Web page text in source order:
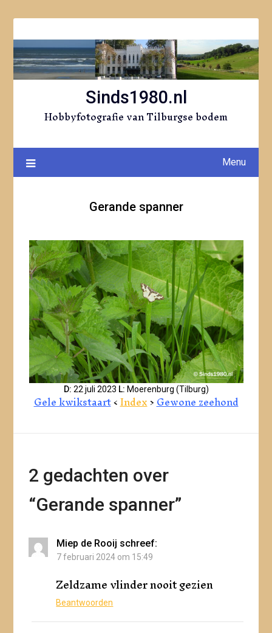
naar
inhoud
Sinds1980.nl
Hobbyfotografie van Tilburgse bodem
Menu
Gerande spanner
D: 22 juli 2023 L: Moerenburg (Tilburg)
Gele kwikstaart<Index>Gewone zeehond
2 gedachten over
“Gerande spanner”
Miep de Rooij schreef:
7 februari 2024 om 15:49
Zeldzame vlinder nooit gezien
Beantwoorden